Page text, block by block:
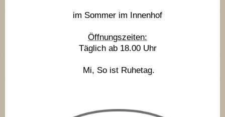
im Sommer im Innenhof
Öffnungszeiten:
Täglich ab 18.00 Uhr
Mi, So ist Ruhetag.